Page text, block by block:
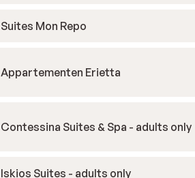
Suites Mon Repo
Appartementen Erietta
Contessina Suites & Spa - adults only
Iskios Suites - adults only